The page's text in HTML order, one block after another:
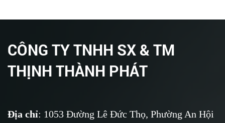
CÔNG TY TNHH SX & TM
THỊNH THÀNH PHÁT
Địa chỉ: 1053 Đường Lê Đức Thọ, Phường An Hội